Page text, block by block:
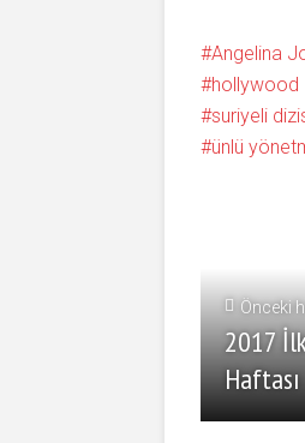
Angelina
hollywood
suriyeli
ünlü
Önceki
2017
Haftası